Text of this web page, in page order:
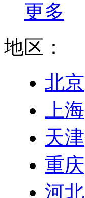
更多
地区：
北京
上海
天津
重庆
河北